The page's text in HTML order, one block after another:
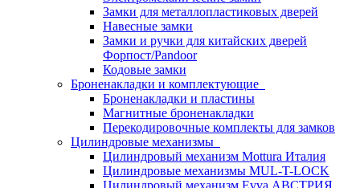
Замки для металлопластиковых дверей
Навесные замки
Замки и ручки для китайских дверей
Форпост/Раndoor
Кодовые замки
Броненакладки и комплектующие
Броненакладки и пластины
Магнитные броненакладки
Перекодировочные комплекты для замков
Цилиндровые механизмы
Цилиндровый механизм Mottura Италия
Цилиндровые механизмы MUL-T-LOCK
Цилиндровый механизм Evva АВСТРИЯ